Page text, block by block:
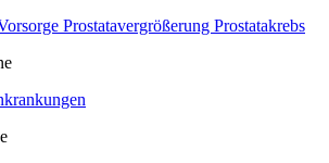
Prostatavergrößerung Prostatakrebs